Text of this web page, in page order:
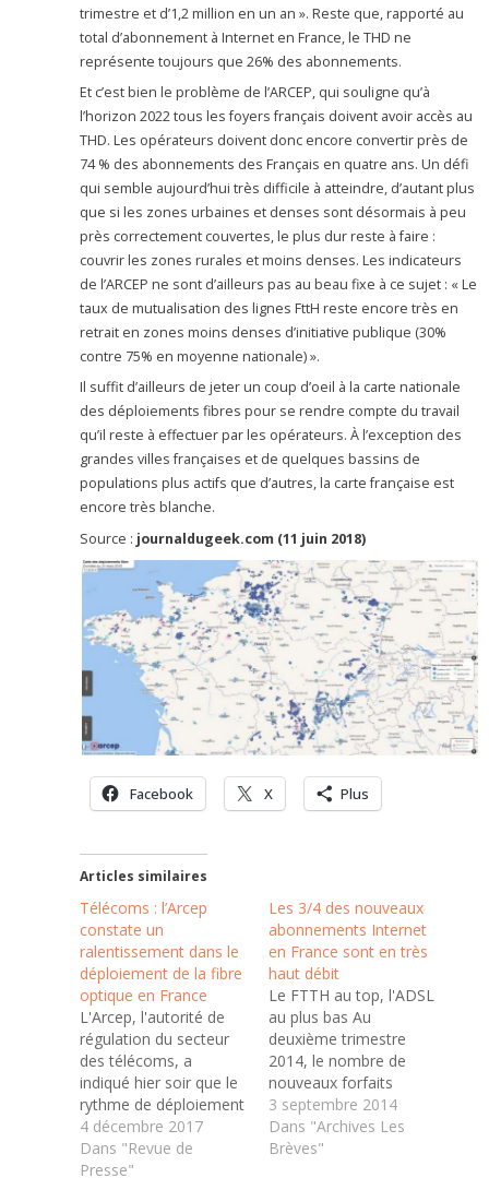
trimestre et d’1,2 million en un an ». Reste que, rapporté au
total d’abonnement à Internet en France, le THD ne
représente toujours que 26% des abonnements.
Et c’est bien le problème de l’ARCEP, qui souligne qu’à
l’horizon 2022 tous les foyers français doivent avoir accès au
THD. Les opérateurs doivent donc encore convertir près de
74 % des abonnements des Français en quatre ans. Un défi
qui semble aujourd’hui très difficile à atteindre, d’autant plus
que si les zones urbaines et denses sont désormais à peu
près correctement couvertes, le plus dur reste à faire :
couvrir les zones rurales et moins denses. Les indicateurs
de l’ARCEP ne sont d’ailleurs pas au beau fixe à ce sujet : « Le
taux de mutualisation des lignes FttH reste encore très en
retrait en zones moins denses d’initiative publique (30%
contre 75% en moyenne nationale) ».
Il suffit d’ailleurs de jeter un coup d’oeil à la carte nationale
des déploiements fibres pour se rendre compte du travail
qu’il reste à effectuer par les opérateurs. À l’exception des
grandes villes françaises et de quelques bassins de
populations plus actifs que d’autres, la carte française est
encore très blanche.
Source : journaldugeek.com (11 juin 2018)
Facebook X Plus
Articles similaires
Télécoms : l’Arcep
constate un
ralentissement dans le
déploiement de la fibre
optique en France
L'Arcep, l'autorité de
régulation du secteur
des télécoms, a
indiqué hier soir que le
rythme de déploiement
des réseaux fibre (FttH)
en France a ralenti au
troisième trimestre par
4 décembre 2017
Dans "Revue de
Presse"
Les 3/4 des nouveaux
abonnements Internet
en France sont en très
haut débit
Le FTTH au top, l'ADSL
au plus bas Au
deuxième trimestre
2014, le nombre de
nouveaux forfaits
ADSL n'a crû que de 45
000 abonnements. Il
s'agit du plus mauvais
3 septembre 2014
Dans "Archives Les
Brèves"